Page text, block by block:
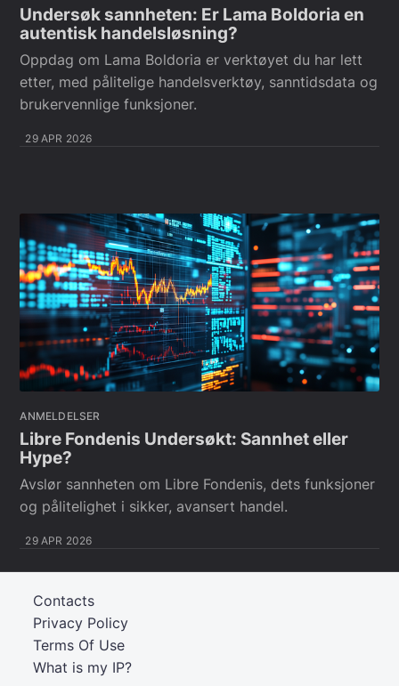
Undersøk sannheten: Er Lama Boldoria en
autentisk handelsløsning?
Oppdag om Lama Boldoria er verktøyet du har lett
etter, med pålitelige handelsverktøy, sanntidsdata og
brukervennlige funksjoner.
29 APR 2026
ANMELDELSER
Libre Fondenis Undersøkt: Sannhet eller
Hype?
Avslør sannheten om Libre Fondenis, dets funksjoner
og pålitelighet i sikker, avansert handel.
29 APR 2026
What is my IP?
Terms Of Use
Privacy Policy
Contacts